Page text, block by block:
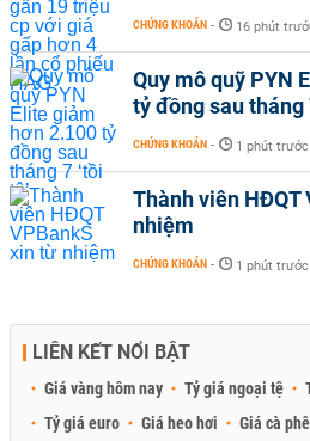
CHỨNG KHOÁN - 16 phút
Quy mô quỹ PYN
tỷ đồng sau tháng
CHỨNG KHOÁN - 1 phút trước
Thành viên HĐQT
nhiệm
CHỨNG KHOÁN - 1 phút trước
LIÊN KẾT NỔI BẬT
Giá vàng hôm nay Tỷ giá ngoại tệ
Tỷ giá euro
Giá heo hơi Giá cà phê